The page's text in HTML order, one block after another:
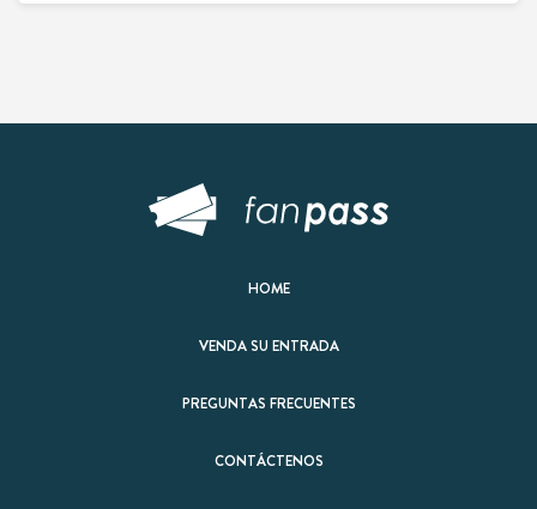
HOME
VENDA SU ENTRADA
PREGUNTAS FRECUENTES
CONTÁCTENOS